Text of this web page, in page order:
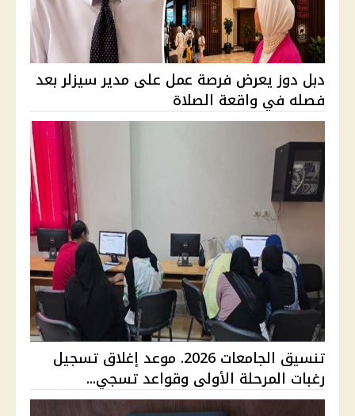
دبل دوز يعرض فرصة عمل على مدير سيزلر بعد
فصله في واقعة الصلاة
تنسيق الجامعات 2026. موعد إغلاق تسجيل
رغبات المرحلة الأولى وقواعد تسجي...